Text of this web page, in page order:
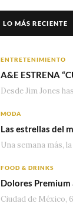
LO MÁS RECIENTE
ENTRETENIMIENTO
MODA
FOOD & DRINKS